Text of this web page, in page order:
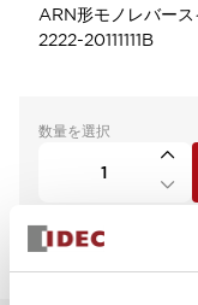
ARN形モノレバー
2222-20111111B
数量を選択